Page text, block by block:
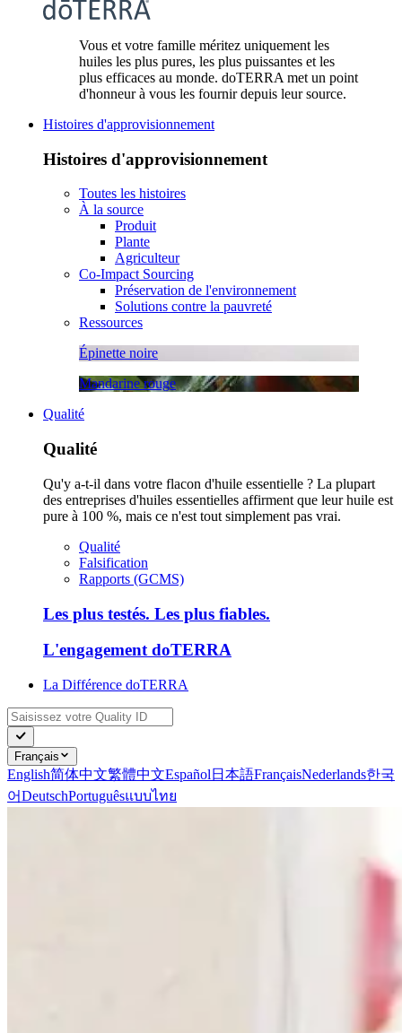
Vous et votre famille méritez uniquement les
huiles les plus pures, les plus puissantes et les
plus efficaces au monde. doTERRA met un point
d'honneur à vous les fournir depuis leur source.
Histoires d'approvisionnement
Histoires d'approvisionnement
Toutes les histoires
À la source
Produit
Plante
Agriculteur
Co-Impact Sourcing
Préservation de l'environnement
Solutions contre la pauvreté
Ressources
Épinette noire
Mandarine rouge
Qualité
Qualité
Qu'y a-t-il dans votre flacon d'huile essentielle ? La plupart
des entreprises d'huiles essentielles affirment que leur huile est
pure à 100 %, mais ce n'est tout simplement pas vrai.
Qualité
Falsification
Rapports (GCMS)
Les plus testés. Les plus fiables.
L'engagement doTERRA
La Différence doTERRA
Français
English简体中文繁體中文Español 日本語FrançaisNederlands한국
어DeutschPortuguêsแบบไทย